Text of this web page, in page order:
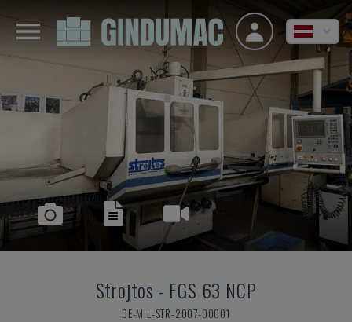
Strojtos - FGS 63 NCP
DE-MIL-STR-2007-00001